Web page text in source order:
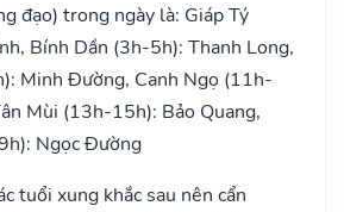
đạo) trong ngày là: Giáp Tý
Bính Dần (3h-5h): Thanh Long,
Minh Đường, Canh Ngọ (11h-
Mùi (13h-15h): Bảo Quang,
Ngọc Đường
tuổi xung khắc sau nên cẩn